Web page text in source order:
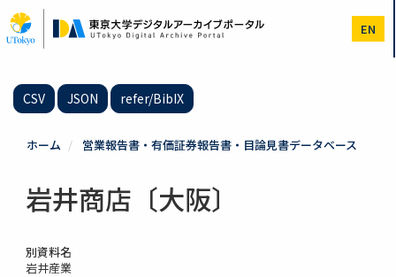
イ
ン
EN
CSV JSON refer/BibIX
ホーム 営業報告書・有価証券報告書・目論見書データベース
岩井商店〔大阪〕
別資料名
岩井産業